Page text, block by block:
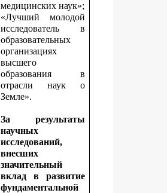
медицинских наук»;
«Лучший молодой
исследователь в
образовательных
организациях
высшего
образования в
отрасли наук о
Земле».
За результаты
научных
исследований,
внесших
значительный
вклад в развитие
фундаментальной